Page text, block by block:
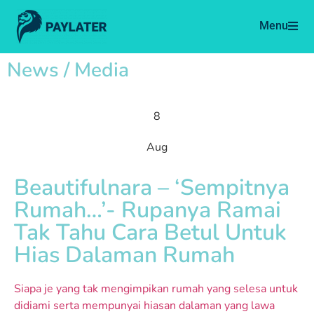
Menu
News / Media
8
Aug
Beautifulnara – ‘Sempitnya
Rumah…’- Rupanya Ramai
Tak Tahu Cara Betul Untuk
Hias Dalaman Rumah
Siapa je yang tak mengimpikan rumah yang selesa untuk
didiami serta mempunyai hiasan dalaman yang lawa